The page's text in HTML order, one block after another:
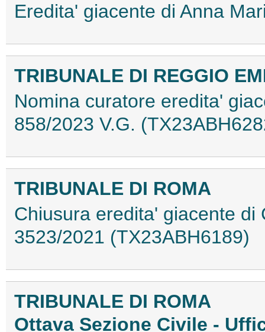
Eredita' giacente di Anna
TRIBUNALE DI REGGIO
Nomina curatore eredita'
858/2023 V.G.
TRIBUNALE DI ROMA
Chiusura eredita' giacente di
3523/2021 (TX23ABH6189)
TRIBUNALE DI ROMA
Ottava Sezione Civile -